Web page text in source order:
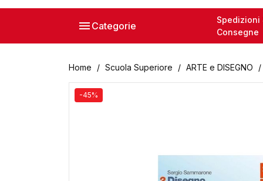
ROMA - VIA ACQUA
ACQUISTO E VENDITA
P.IVA 15111121008
 Categorie
Spedizioni
Consegne
Home Scuola Superiore ARTE e DISEGNO
-45%